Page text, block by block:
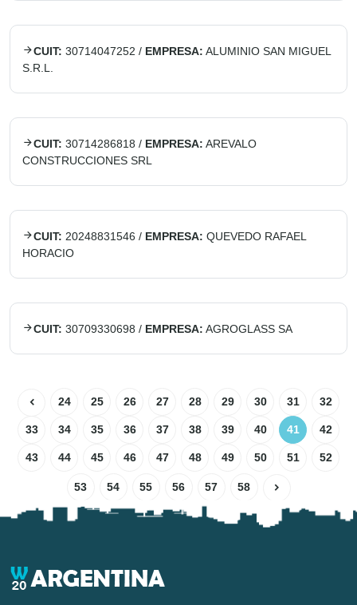
CUIT: 30714047252 / EMPRESA: ALUMINIO SAN MIGUEL
S.R.L.
CUIT: 30714286818 / EMPRESA: AREVALO
CONSTRUCCIONES SRL
CUIT: 20248831546 / EMPRESA: QUEVEDO RAFAEL
HORACIO
CUIT: 30709330698 / EMPRESA: AGROGLASS SA
24 25 26 27 28 29 30 31 32
33 34 35 36 37 38 39 40 41 42
43 44 45 46 47 48 49 50 51 52
53 54 55 56 57 58